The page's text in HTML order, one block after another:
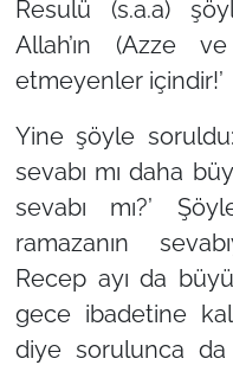
Resulü (s.a.a)
Allah’ın (Azze
etmeyenler içindir!’
Yine şöyle
sevabı mı daha
sevabı mı?’
ramazanın
Recep ayı da
gece ibadetine
diye sorulunca